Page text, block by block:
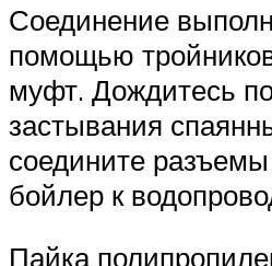
Соединение
помощью
муфт. Дождитесь
застывания
соедините
бойлер к
Пайка